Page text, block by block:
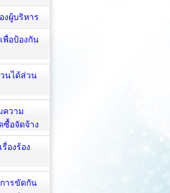
งผู้บริหาร
พื่อป้องกัน
นได้ส่วน
ความ
ซื้อจัดจ้าง
องร้อง
ารขัดกัน